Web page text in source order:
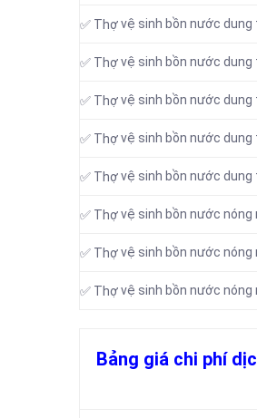
✅ Thợvệ sinh bồn nước dung
✅ Thợvệ sinh bồn nước dung
✅ Thợvệ sinh bồn nước dung
✅ Thợvệ sinh bồn nước dung
✅ Thợvệ sinh bồn nước dung
✅ Thợvệ sinh bồn nước
✅ Thợvệ sinh bồn nước
✅ Thợvệ sinh bồn nước
Bảng giá chi phí